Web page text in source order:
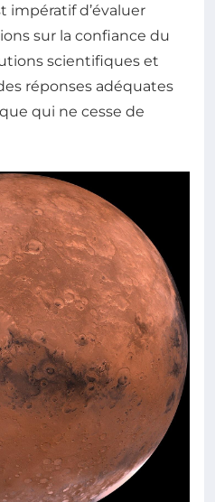
impératif d’évaluer
sur la confiance du
scientifiques et
réponses adéquates
qui ne cesse de